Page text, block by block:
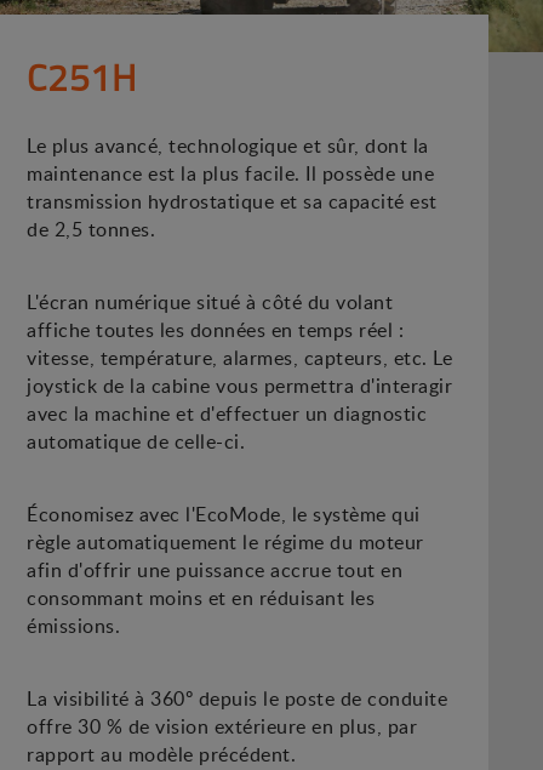
C251H
Le plus avancé, technologique et sûr, dont la
maintenance est la plus facile. Il possède une
transmission hydrostatique et sa capacité est
de 2,5 tonnes.
L'écran numérique situé à côté du volant
affiche toutes les données en temps réel :
vitesse, température, alarmes, capteurs, etc. Le
joystick de la cabine vous permettra d'interagir
avec la machine et d'effectuer un diagnostic
automatique de celle-ci.
Économisez avec l'EcoMode, le système qui
règle automatiquement le régime du moteur
afin d'offrir une puissance accrue tout en
consommant moins et en réduisant les
émissions.
La visibilité à 360º depuis le poste de conduite
offre 30 % de vision extérieure en plus, par
rapport au modèle précédent.